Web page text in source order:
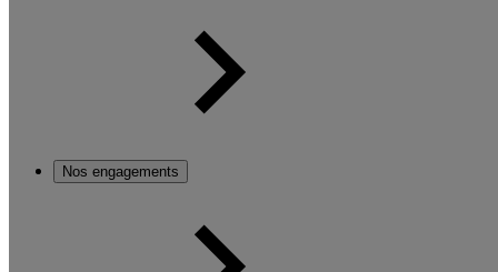
Nos engagements